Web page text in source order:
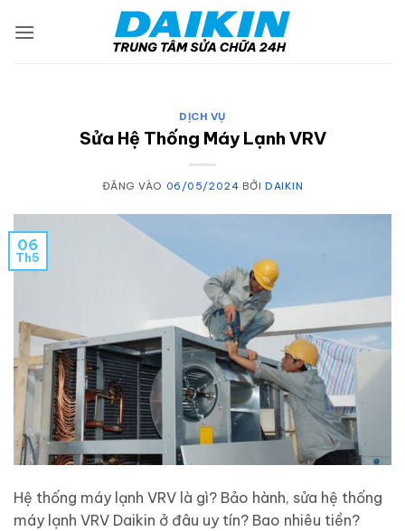
qua
DỊCH VỤ
Sửa Hệ Thống Máy Lạnh VRV
ĐĂNG VÀO 06/05/2024 BỞIDAIKIN
06
Th5
Hệ thống máy lạnh VRV là gì? Bảo hành, sửa hệ thống
máy lạnh VRV Daikin ở đâu uy tín? Bao nhiêu tiền?